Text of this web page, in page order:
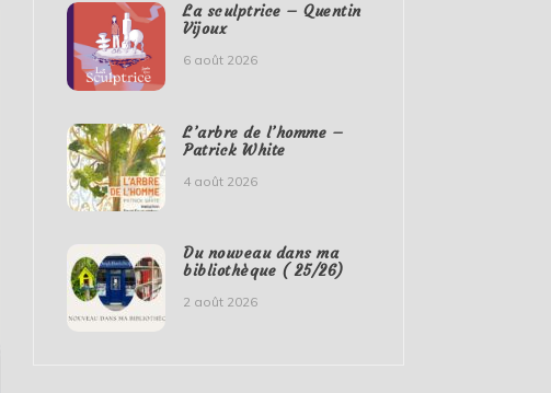
La sculptrice – Quentin
Vijoux
6 août 2026
L’arbre de l’homme –
Patrick White
4 août 2026
Du nouveau dans ma
bibliothèque ( 25/26)
2 août 2026